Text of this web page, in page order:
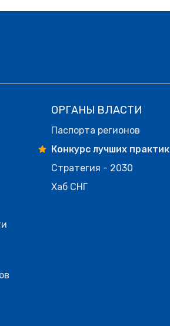
ОРГАНЫ ВЛАСТИ
Паспорта регионов
Конкурс лучших практик
Стратегия - 2030
Хаб СНГ